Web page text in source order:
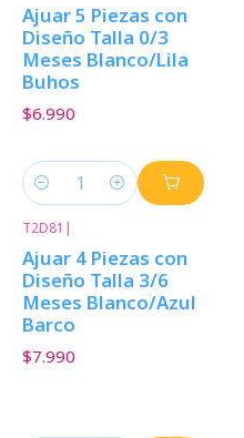
Ajuar 5 Piezas con
Diseño Talla 0/3
Meses Blanco/Lila
Buhos
$6.990
Cantidad
T2D81 |
Ajuar 4 Piezas con
Diseño Talla 3/6
Meses Blanco/Azul
Barco
$7.990